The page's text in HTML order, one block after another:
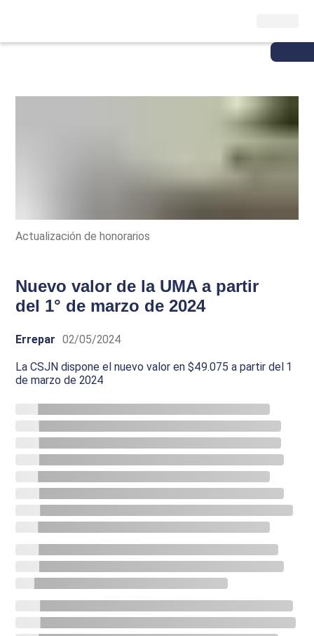
Actualización de honorarios
Nuevo valor de la UMA a partir
del 1° de marzo de 2024
Errepar 02/05/2024
La CSJN dispone el nuevo valor en $49.075 a partir del 1
de marzo de 2024